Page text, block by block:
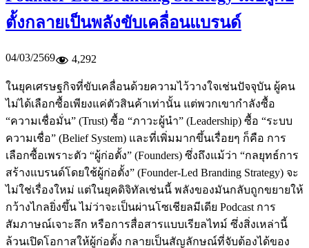
ตั้งกลายเป็นพลังขับเคลื่อนแบรนด์
04/03/2569 4,292
ในยุคเศรษฐกิจที่ขับเคลื่อนด้วยความไว้วางใจเช่นปัจจุบัน ผู้คน
ไม่ได้เลือกซื้อเพียงแค่ตัวสินค้าเท่านั้น แต่พวกเขากำลังซื้อ
“ความเชื่อมั่น” (Trust) ซื้อ “ภาวะผู้นำ” (Leadership) ซื้อ “ระบบ
ความเชื่อ” (Belief System) และที่เพิ่มมากขึ้นเรื่อยๆ ก็คือ การ
เลือกซื้อเพราะตัว “ผู้ก่อตั้ง” (Founders) ซึ่งถึงแม้ว่า “กลยุทธ์การ
สร้างแบรนด์โดยใช้ผู้ก่อตั้ง” (Founder-Led Branding Strategy) จะ
ไม่ใช่เรื่องใหม่ แต่ในยุคดิจิทัลเช่นนี้ พลังของมันกลับถูกขยายให้
กว้างไกลยิ่งขึ้น ไม่ว่าจะเป็นผ่านโซเชียลมีเดีย Podcast การ
สัมภาษณ์เจาะลึก หรือการสื่อสารแบบเรียลไทม์ ซึ่งสิ่งเหล่านี้
ล้วนเปิดโอกาสให้ผู้ก่อตั้ง กลายเป็นสัญลักษณ์ที่จับต้องได้ของ